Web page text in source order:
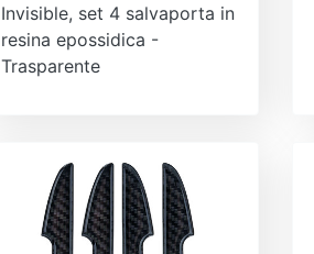
Invisible, set 4 salvaporta in
resina epossidica -
Trasparente